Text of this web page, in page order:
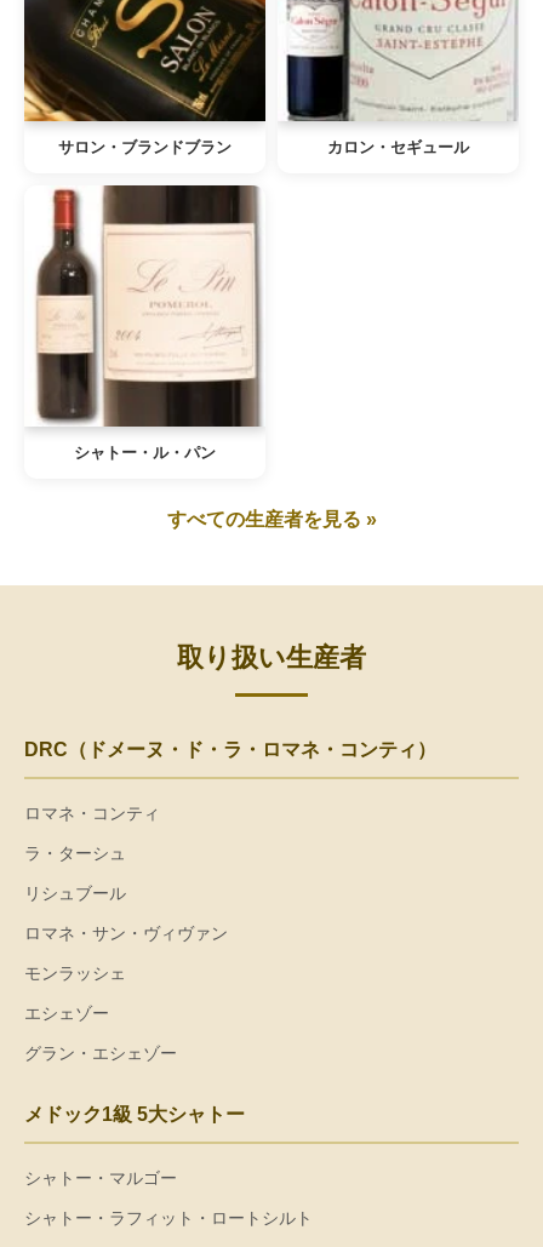
サロン・ブランドブラン カロン・セギュール
シャトー・ル・パン
すべての生産者を見る »
取り扱い生産者
DRC（ドメーヌ・ド・ラ・ロマネ・コンティ）
ロマネ・コンティ
ラ・ターシュ
リシュブール
ロマネ・サン・ヴィヴァン
モンラッシェ
エシェゾー
グラン・エシェゾー
メドック1級 5大シャトー
シャトー・マルゴー
シャトー・ラフィット・ロートシルト